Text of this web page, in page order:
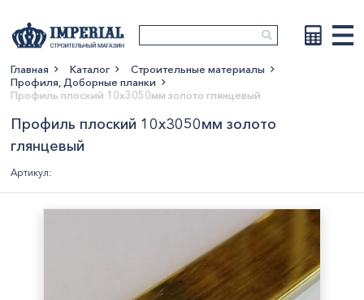
Показать больше
Главная Каталог
Строительные материалы
Профиля, Доборные планки
Профиль плоский 10х3050мм золото глянцевый
Профиль плоский 10х3050мм золото
глянцевый
Артикул: